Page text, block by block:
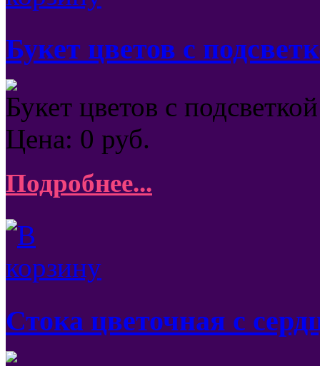
Букет цветов с
Букет цветов с подсветкой
Цена: 0 руб.
Подробнее...
Стока цветочная с